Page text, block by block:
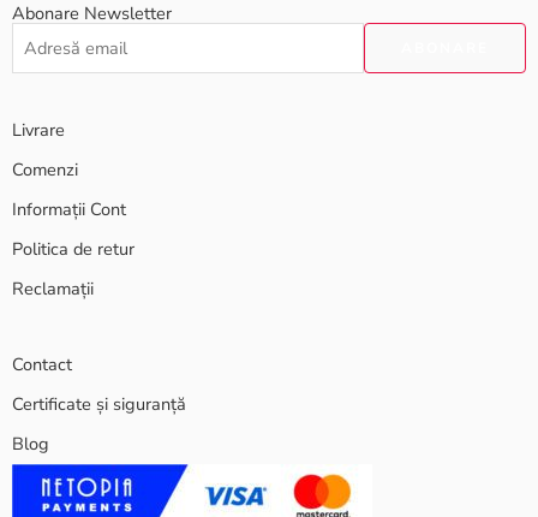
Abonare Newsletter
Livrare
Comenzi
Informații Cont
Politica de retur
Reclamații
Contact
Certificate și siguranță
Blog